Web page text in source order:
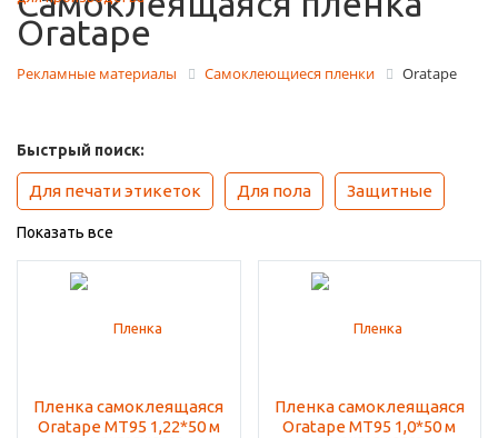
Oratape
Рекламные материалы Самоклеющиеся пленки Oratape
Быстрый поиск:
Для печати этикеток Для пола Защитные
Показать все
Пленка самоклеящаяся
Oratape MT95 1,22*50 м
Пленка самоклеящаяся
Oratape MT95 1,0*50 м